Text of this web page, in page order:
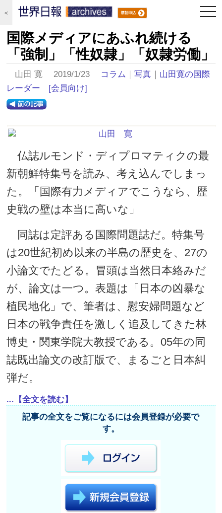
＜
国際メディアにあふれ続ける
「強制」「性奴隷」「奴隷労働」
山田 寛 2019/1/23 コラム ｜写真 ｜ 山田寛の国際
レーダー
[会員向け]
仏誌ルモンド・ディプロマティクの最
新朝鮮特集号を読み、考え込んでしまっ
た。「国際有力メディアでこうなら、歴
史戦の壁は本当に高いな」
同誌は定評ある国際問題誌だ。特集号
は20世紀初め以来の半島の歴史を、27の
小論文でたどる。冒頭は当然日本絡みだ
が、論文は一つ。表題は「日本の凶暴な
植民地化」で、筆者は、慰安婦問題など
日本の戦争責任を激しく追及してきた林
博史・関東学院大教授である。05年の同
誌既出論文の改訂版で、まるごと日本糾
弾だ。
...【全文を読む】
記事の全文をご覧になるには会員登録が必要で
す。